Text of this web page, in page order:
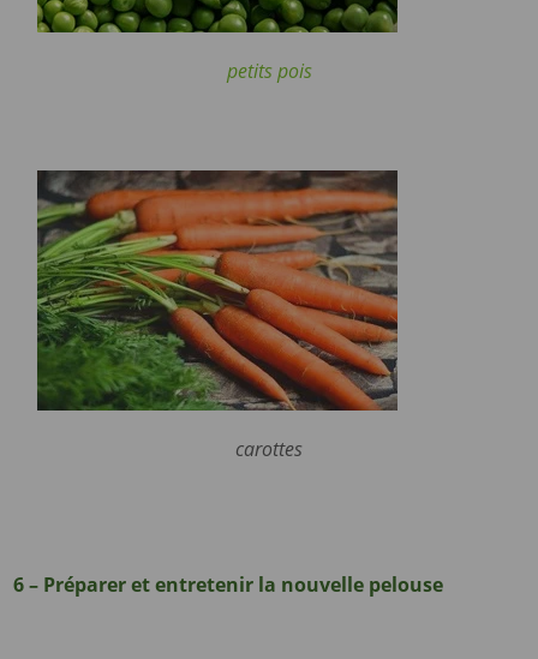
petits pois
carottes
6 – Préparer et entretenir la nouvelle pelouse